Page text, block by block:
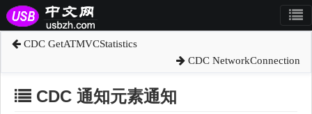
CDC GetATMVCStatistics
CDC NetworkConnection
CDC 通知元素通知